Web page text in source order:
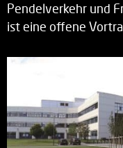
Pendelverkehr und
ist eine offene